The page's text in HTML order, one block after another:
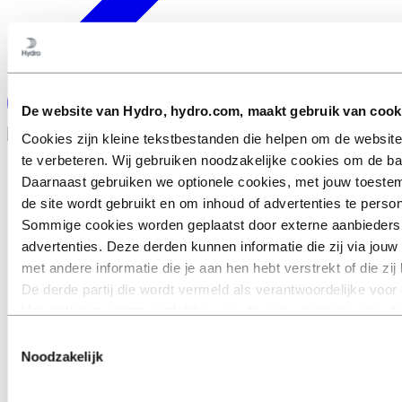
De website van Hydro, hydro.com, maakt gebruik van
Cookies zijn kleine tekstbestanden die helpen om de
te verbeteren. Wij gebruiken noodzakelijke cookies om de
Daarnaast gebruiken we optionele cookies, met jouw
de site wordt gebruikt en om inhoud of advertenties te
Sommige cookies worden geplaatst door externe
advertenties. Deze derden kunnen informatie die zij via
met andere informatie die je aan hen hebt verstrekt of die
De derde partij die wordt vermeld als verantwoordelijke
Noodzakelijk
Over Hydro
Belangrijkste kenmerken
Hydro in Luxemburg
The Hydro Way
Corporate governance
Modern Slavery Transparency Statement
Contact